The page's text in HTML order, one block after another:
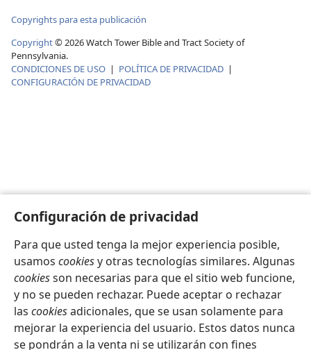
Configuración de privacidad
Para que usted tenga la mejor experiencia posible,
usamos cookiesy otras tecnologías similares. Algunas
cookiesson necesarias para que el sitio web funcione,
y no se pueden rechazar. Puede aceptar o rechazar
las cookiesadicionales, que se usan solamente para
mejorar la experiencia del usuario. Estos datos nunca
se pondrán a la venta ni se utilizarán con fines
Copyrights para esta publicación
Copyright© 2026Watch Tower Bible and Tract Society of
Pennsylvania.
CONDICIONES DE USO | POLÍTICA DE PRIVACIDAD |
CONFIGURACIÓN DE PRIVACIDAD